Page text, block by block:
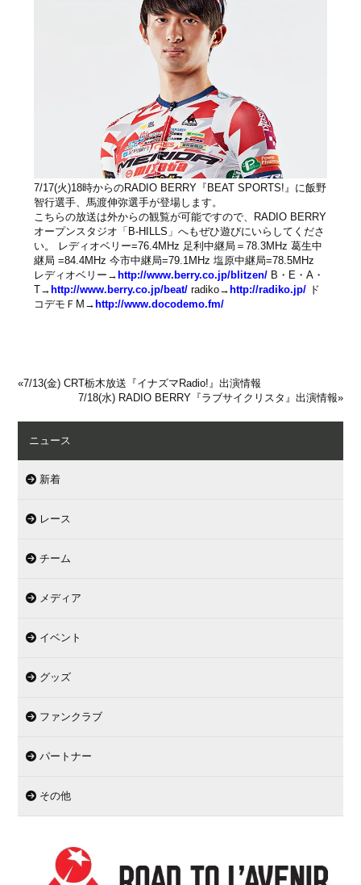
7/17(火)18時からのRADIO BERRY『BEAT SPORTS!』に飯野
智行選手、馬渡伸弥選手が登場します。
こちらの放送は外からの観覧が可能ですので、RADIO BERRY
オープンスタジオ「B-HILLS」へもぜひ遊びにいらしてくださ
い。 レディオベリー=76.4MHz 足利中継局＝78.3MHz 葛生中
継局 =84.4MHz 今市中継局=79.1MHz 塩原中継局=78.5MHz
レディオベリー→ http://www.berry.co.jp/blitzen/ B・E・A・
T→ http://www.berry.co.jp/beat/ radiko→ http://radiko.jp/ ド
コデモＦM→ http://www.docodemo.fm/
«7/13(金) CRT栃木放送『イナズマRadio!』出演情報
7/18(水) RADIO BERRY『ラブサイクリスタ』出演情報»
ニュース
新着
レース
チーム
メディア
イベント
グッズ
ファンクラブ
パートナー
その他